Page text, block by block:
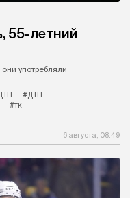
55-летний
употребляли
#ДТП
#тк
6 августа, 08:49